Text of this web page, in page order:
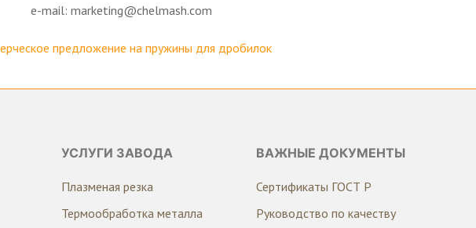
e-mail: marketing@chelmash.com
предложение на пружины для дробилок
УСЛУГИ ЗАВОДА
Плазменая резка
Термообработка металла
ВАЖНЫЕ ДОКУМЕНТЫ
Сертификаты ГОСТ Р
Руководство по качеству